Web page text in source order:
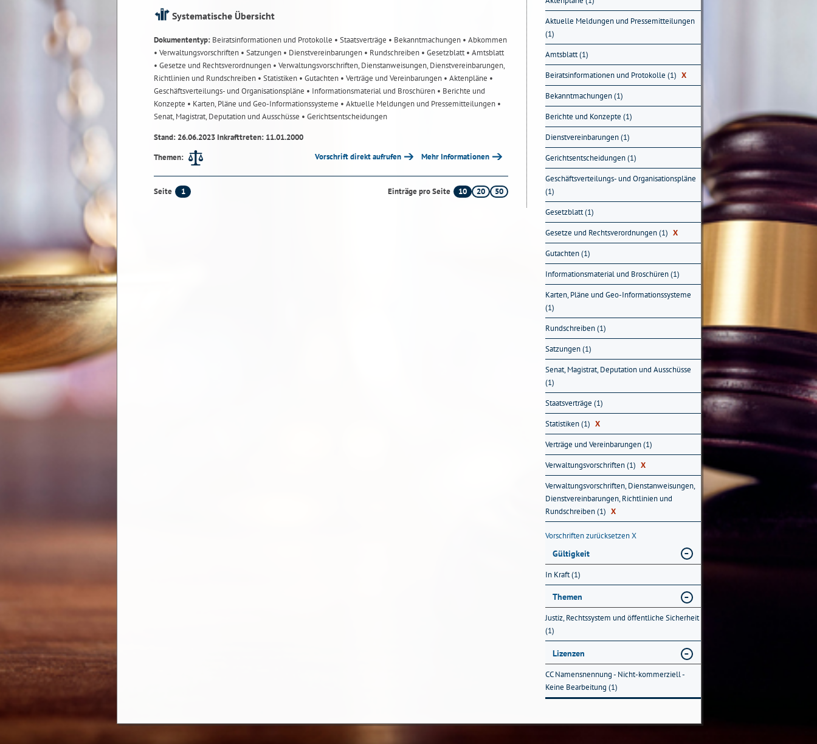
Systematische Übersicht
Dokumententyp: Beiratsinformationen und Protokolle • Staatsverträge • Bekanntmachungen • Abkommen
• Verwaltungsvorschriften • Satzungen • Dienstvereinbarungen • Rundschreiben • Gesetzblatt• Amtsblatt
• Gesetze und Rechtsverordnungen • Verwaltungsvorschriften, Dienstanweisungen, Dienstvereinbarungen,
Richtlinien und Rundschreiben • Statistiken • Gutachten • Verträge und Vereinbarungen • Aktenpläne •
Geschäftsverteilungs- und Organisationspläne • Informationsmaterial und Broschüren • Berichte und
Konzepte • Karten, Pläne und Geo-Informationssysteme • Aktuelle Meldungen und Pressemitteilungen •
Senat, Magistrat, Deputation und Ausschüsse • Gerichtsentscheidungen
Stand: 26.06.2023 Inkrafttreten: 11.01.2000
Themen:
Vorschrift direkt aufrufen Mehr Informationen
Seite 1 Einträge pro Seite 10 20 50
Aktuelle Meldungen und Pressemitteilungen
(1)
Amtsblatt (1)
Beiratsinformationen und Protokolle (1) X
Bekanntmachungen (1)
Berichte und Konzepte (1)
Dienstvereinbarungen (1)
Gerichtsentscheidungen (1)
Geschäftsverteilungs- und Organisationspläne
(1)
Gesetzblatt (1)
Gesetze und Rechtsverordnungen (1) X
Gutachten (1)
Informationsmaterial und Broschüren (1)
Karten, Pläne und Geo-Informationssysteme
(1)
Rundschreiben (1)
Satzungen (1)
Senat, Magistrat, Deputation und Ausschüsse
(1)
Staatsverträge (1)
Statistiken (1) X
Verträge und Vereinbarungen (1)
Verwaltungsvorschriften (1) X
Verwaltungsvorschriften, Dienstanweisungen,
Dienstvereinbarungen, Richtlinien und
Rundschreiben (1) X
Vorschriften zurücksetzenX
Gültigkeit
In Kraft (1)
Themen
Justiz, Rechtssystem und öffentliche Sicherheit
(1)
Lizenzen
CC Namensnennung - Nicht-kommerziell -
Keine Bearbeitung (1)